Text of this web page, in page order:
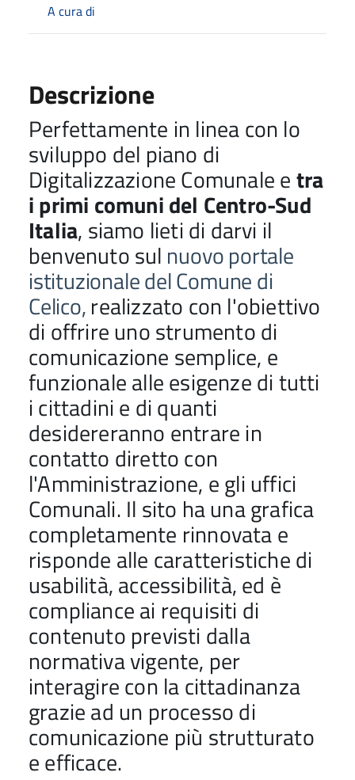
A cura di
Descrizione
Perfettamente in linea con lo
sviluppo del piano di
Digitalizzazione Comunale etra
i primi comuni del Centro-Sud
Italia, siamo lieti di darvi il
benvenuto sul nuovo portale
istituzionale del Comune di
Celico,realizzato con l'obiettivo
di offrire uno strumento di
comunicazione semplice, e
funzionale alle esigenze di tutti
i cittadini e di quanti
desidereranno entrare in
contatto diretto con
l'Amministrazione, e gli uffici
Comunali. Il sito ha una grafica
completamente rinnovata e
risponde alle caratteristiche di
usabilità, accessibilità, ed è
compliance ai requisiti di
contenuto previsti dalla
normativa vigente, per
interagire con la cittadinanza
grazie ad un processo di
comunicazione più strutturato
e efficace.